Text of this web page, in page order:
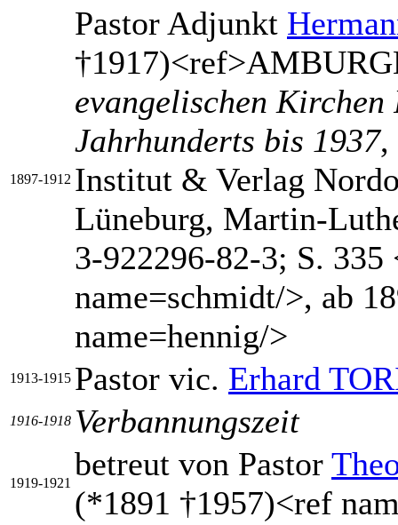
1897-1912
Pastor Adjunkt
evangelischen Kirchen
Jahrhunderts bis 1937,
Institut & Verlag
Lüneburg, Martin-
3-922296-82-3; S.
name=schmidt/>, ab
name=hennig/>
1913-1915 Pastor vic. Erhard
1916-1918 Verbannungszeit
1919-1921
betreut von Pastor
(*1891 †1957)<ref